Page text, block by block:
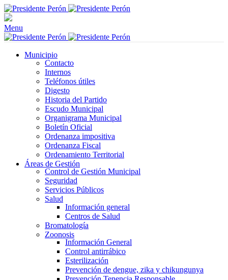
Menu
Municipio
Contacto
Internos
Teléfonos útiles
Digesto
Historia del Partido
Escudo Municipal
Organigrama Municipal
Boletín Oficial
Ordenanza impositiva
Ordenanza Fiscal
Ordenamiento Territorial
Áreas de Gestión
Control de Gestión Municipal
Seguridad
Servicios Públicos
Salud
Información general
Centros de Salud
Bromatología
Zoonosis
Información General
Control antirrábico
Esterilización
Prevención de dengue, zika y chikungunya